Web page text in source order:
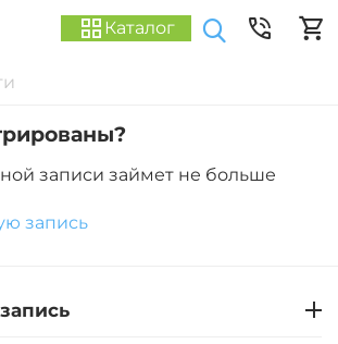
Каталог
записи займет не больше
запись